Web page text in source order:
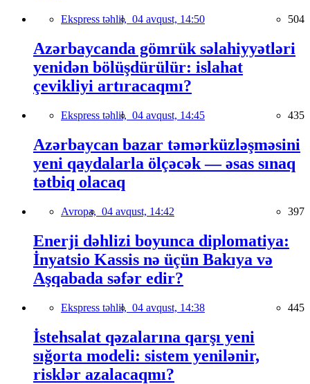
Ekspress təhlil, 04 avqust, 14:50 504
Azərbaycanda gömrük səlahiyyətləri
yenidən bölüşdürülür: islahat
çevikliyi artıracaqmı?
Ekspress təhlil, 04 avqust, 14:45 435
Azərbaycan bazar təmərküzləşməsini
yeni qaydalarla ölçəcək — əsas sınaq
tətbiq olacaq
Avropa, 04 avqust, 14:42 397
Enerji dəhlizi boyunca diplomatiya:
İnyatsio Kassis nə üçün Bakıya və
Aşqabada səfər edir?
Ekspress təhlil, 04 avqust, 14:38 445
İstehsalat qəzalarına qarşı yeni
sığorta modeli: sistem yenilənir,
risklər azalacaqmı?